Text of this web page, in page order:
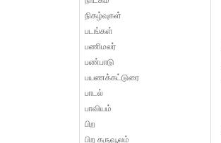
நிகழ்வுகள்
படங்கள்
பணிமலர்
பண்பாடு
பயணக்கட்டுரை
பாடல்
பாவியம்
பிற
பிற கருவூலம்